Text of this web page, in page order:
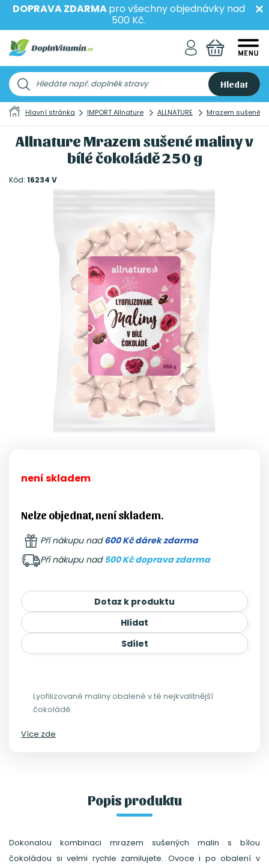
DOPRAVA ZDARMApro všechny objednávky nad
500 Kč.
Hledat
Hlavní stránka IMPORT Allnature ALLNATURE Mrazem sušené
Allnature Mrazem sušené maliny v
bílé čokoládě 250 g
Kód: 16234 V
není skladem
Nelze objednat, není skladem.
Při nákupu nad600 Kč dárek zdarma
Při nákupu nad 500 Kč doprava zdarma
Dotaz k produktu
Hlídat
Sdílet
Lyofilizované maliny obalené v té nejkvalitnější
čokoládě.
Více zde
Popis produktu
Dokonalou kombinaci mrazem sušených malin s bílou
čokoládou si velmi rychle zamilujete. Ovoce i po obalení v